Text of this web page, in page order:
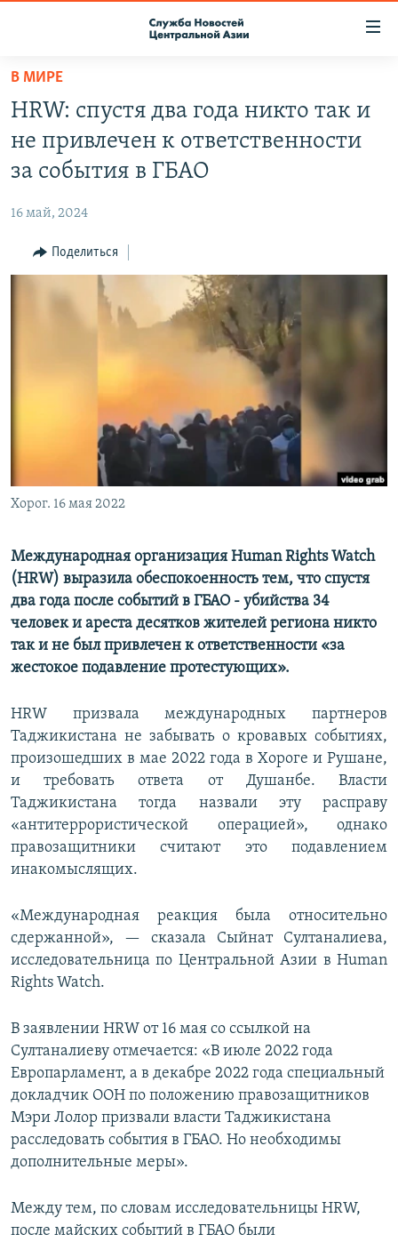
Вернуться
основному
содержанию
Вернутся
главной
Вернутся
КОНТАКТЫ
НАСТОЯЩЕЕ ВРЕМЯ
МИГРАНТ МЕДИА
В МИРЕ
HRW: спустя два года никто так и
не привлечен к ответственности
за события в ГБАО
16 май, 2024
Поделиться
Хорог. 16 мая 2022
Международная организация Human Rights Watch
(HRW) выразила обеспокоенность тем, что спустя
два года после событий в ГБАО - убийства 34
человек и ареста десятков жителей региона никто
так и не был привлечен к ответственности «за
жестокое подавление протестующих».
HRW призвала международных партнеров
Таджикистана не забывать о кровавых событиях,
произошедших в мае 2022 года в Хороге и Рушане,
и требовать ответа от Душанбе. Власти
Таджикистана тогда назвали эту расправу
«антитеррористической операцией», однако
правозащитники считают это подавлением
инакомыслящих.
«Международная реакция была относительно
сдержанной», — сказала Сыйнат Султаналиева,
исследовательница по Центральной Азии в Human
Rights Watch.
В заявлении HRW от 16 мая со ссылкой на
Султаналиеву отмечается: «В июле 2022 года
Европарламент, а в декабре 2022 года специальный
докладчик ООН по положению правозащитников
Мэри Лолор призвали власти Таджикистана
расследовать события в ГБАО. Но необходимы
дополнительные меры».
Между тем, по словам исследовательницы HRW,
после майских событий в ГБАО были